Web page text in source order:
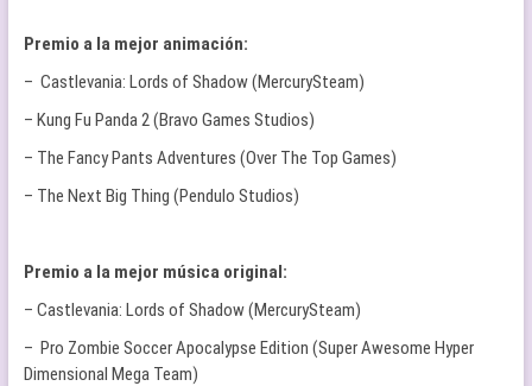
Premio a la mejor animación:
– Castlevania: Lords of Shadow (MercurySteam)
– Kung Fu Panda 2 (Bravo Games Studios)
– The Fancy Pants Adventures (Over The Top Games)
– The Next Big Thing (Pendulo Studios)
Premio a la mejor música original:
– Castlevania: Lords of Shadow (MercurySteam)
– Pro Zombie Soccer Apocalypse Edition (Super Awesome Hyper
Dimensional Mega Team)